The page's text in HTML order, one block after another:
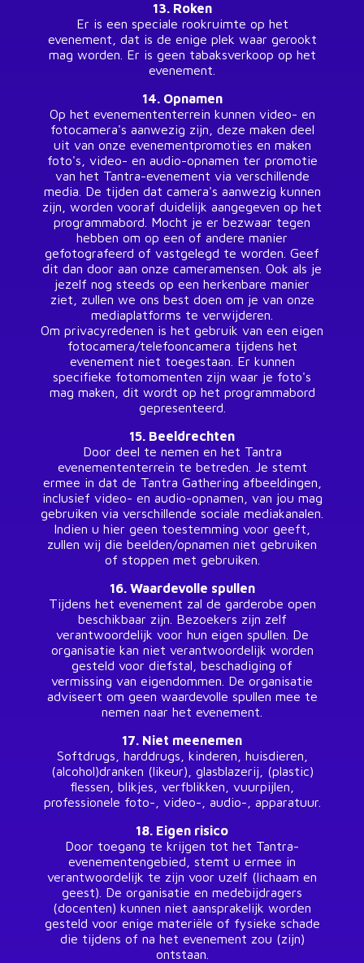
13. Roken
Er is een speciale rookruimte op het
evenement, dat is de enige plek waar gerookt
mag worden. Er is geen tabaksverkoop op het
evenement.
14. Opnamen
Op het evenemententerrein kunnen video- en
fotocamera's aanwezig zijn, deze maken deel
uit van onze evenementpromoties en maken
foto's, video- en audio-opnamen ter promotie
van het Tantra-evenement via verschillende
media. De tijden dat camera's aanwezig kunnen
zijn, worden vooraf duidelijk aangegeven op het
programmabord. Mocht je er bezwaar tegen
hebben om op een of andere manier
gefotografeerd of vastgelegd te worden. Geef
dit dan door aan onze cameramensen. Ook als je
jezelf nog steeds op een herkenbare manier
ziet, zullen we ons best doen om je van onze
mediaplatforms te verwijderen.
Om privacyredenen is het gebruik van een eigen
fotocamera/telefooncamera tijdens het
evenement niet toegestaan. Er kunnen
specifieke fotomomenten zijn waar je foto's
mag maken, dit wordt op het programmabord
gepresenteerd.
15. Beeldrechten
Door deel te nemen en het Tantra
evenemententerrein te betreden. Je stemt
ermee in dat de Tantra Gathering afbeeldingen,
inclusief video- en audio-opnamen, van jou mag
gebruiken via verschillende sociale mediakanalen.
Indien u hier geen toestemming voor geeft,
zullen wij die beelden/opnamen niet gebruiken
of stoppen met gebruiken.
16. Waardevolle spullen
Tijdens het evenement zal de garderobe open
beschikbaar zijn. Bezoekers zijn zelf
verantwoordelijk voor hun eigen spullen. De
organisatie kan niet verantwoordelijk worden
gesteld voor diefstal, beschadiging of
vermissing van eigendommen. De organisatie
adviseert om geen waardevolle spullen mee te
nemen naar het evenement.
17. Niet meenemen
Softdrugs, harddrugs, kinderen, huisdieren,
(alcohol)dranken (likeur), glasblazerij, (plastic)
flessen, blikjes, verfblikken, vuurpijlen,
professionele foto-, video-, audio-, apparatuur.
18. Eigen risico
Door toegang te krijgen tot het Tantra-
evenementengebied, stemt u ermee in
verantwoordelijk te zijn voor uzelf (lichaam en
geest). De organisatie en medebijdragers
(docenten) kunnen niet aansprakelijk worden
gesteld voor enige materiële of fysieke schade
die tijdens of na het evenement zou (zijn)
ontstaan.